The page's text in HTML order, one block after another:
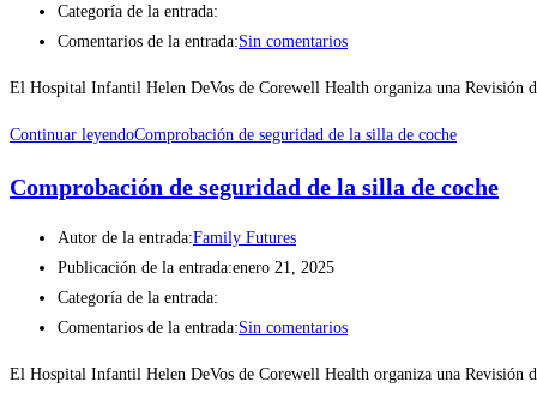
Categoría de la entrada:
Comentarios de la entrada:Sin comentarios
El Hospital Infantil Helen DeVos de Corewell Health organiza una Revisión
Continuar leyendoComprobación de seguridad de la silla de coche
Comprobación de seguridad de la silla de coche
Autor de la entrada:Family Futures
Publicación de la entrada:enero 21, 2025
Categoría de la entrada:
Comentarios de la entrada:Sin comentarios
El Hospital Infantil Helen DeVos de Corewell Health organiza una Revisión